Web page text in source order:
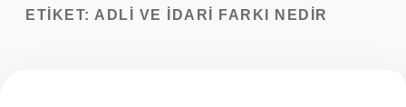
Yasal Uyarı
ETIKET: ADLI VE IDARI FARKI NEDIR